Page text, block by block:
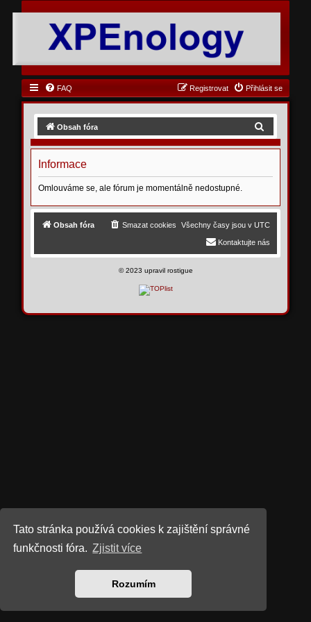
Tato stránka používá cookies k zajištění správné
funkčnosti fóra. Zjistit více
Rozumím
FAQ Přihlásit se
Registrovat
Obsah fóra
d
t
Informace
Omlouváme se, ale fórum je momentálně nedostupné.
Obsah fóra Všechny časy jsou v UTC
Smazat cookies
Kontaktujte nás
©2023 upravil rostigue